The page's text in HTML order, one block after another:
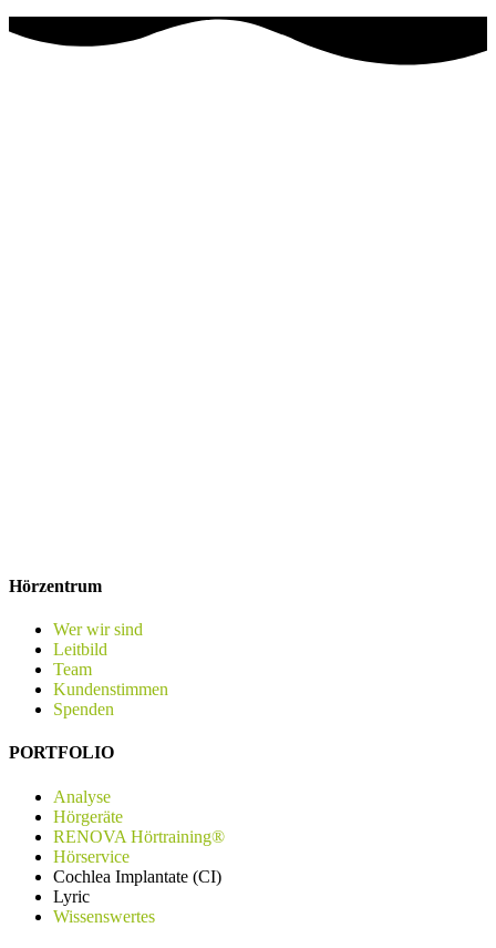
Hörzentrum
Wer wir sind
Leitbild
Team
Kundenstimmen
Spenden
PORTFOLIO
Analyse
Hörgeräte
RENOVA Hörtraining®
Hörservice
Cochlea Implantate (CI)
Lyric
Wissenswertes